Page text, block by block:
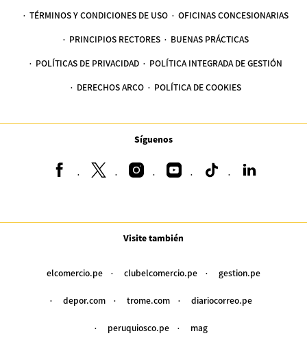
TÉRMINOS Y CONDICIONES DE USO OFICINAS CONCESIONARIAS
PRINCIPIOS RECTORES BUENAS PRÁCTICAS
POLÍTICAS DE PRIVACIDAD POLÍTICA INTEGRADA DE GESTIÓN
DERECHOS ARCO POLÍTICA DE COOKIES
Síguenos
Visite también
elcomercio.pe clubelcomercio.pe gestion.pe
depor.com trome.com diariocorreo.pe
peruquiosco.pe mag